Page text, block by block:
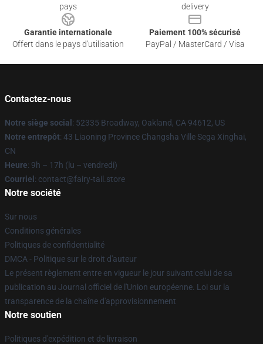
pays
delivery
Garantie internationale
Offert dans le pays d'utilisation
Paiement 100% sécurisé
PayPal / MasterCard / Visa
Contactez-nous
Notre siège social : 52335 Broadway, Oakland, CA 94612, US
Notre entrepôt: 43 Liaoning Province Changsha Ville Sega Xinghai,
CN
Heure: 9h – 17h (lu – vendredi)
Courriel : contact@fairy-tail.store
Notre société
Sur nous
Conditions générales
Politiques de confidentialité
DMCA - Politique sur le droit d'auteur
Le présent règlement entre en vigueur le jour suivant celui de sa
publication au Journal officiel de l'Union européenne. Loi sur la
transparence de la chaîne d'approvisionnement
Notre soutien
Politiques d'expédition et de livraison